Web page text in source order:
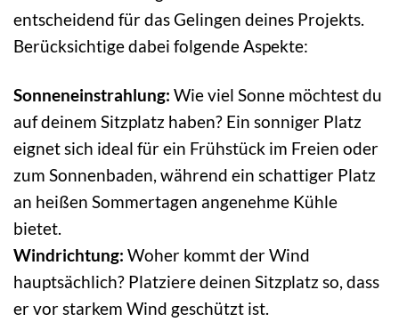
entscheidend für das Gelingen deines Projekts.
Berücksichtige dabei folgende Aspekte:
Sonneneinstrahlung: Wie viel Sonne möchtest du
auf deinem Sitzplatz haben? Ein sonniger Platz
eignet sich ideal für ein Frühstück im Freien oder
zum Sonnenbaden, während ein schattiger Platz
an heißen Sommertagen angenehme Kühle
bietet.
Windrichtung: Woher kommt der Wind
hauptsächlich? Platziere deinen Sitzplatz so, dass
er vor starkem Wind geschützt ist.